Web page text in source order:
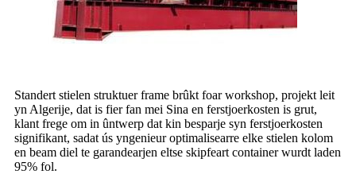
Standert stielen struktuer frame brûkt foar workshop, projekt leit
yn Algerije, dat is fier fan mei Sina en ferstjoerkosten is grut,
klant frege om in ûntwerp dat kin besparje syn ferstjoerkosten
signifikant, sadat ús yngenieur optimalisearre elke stielen kolom
en beam diel te garandearjen eltse skipfeart container wurdt laden
95% fol.